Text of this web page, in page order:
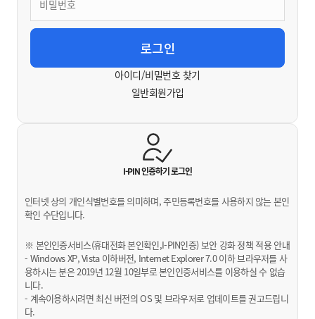
아이디/비밀번호 찾기
일반회원가입
I-PIN 인증하기로그인
인터넷 상의 개인식별번호를 의미하며, 주민등록번호를 사용하지 않는 본인
확인 수단입니다.
※ 본인인증서비스(휴대전화 본인확인,I-PIN인증) 보안 강화 정책 적용 안내
- Windows XP, Vista 이하버전, Internet Explorer 7.0 이하 브라우저를 사
용하시는 분은 2019년 12월 10일부로 본인인증서비스를 이용하실 수 없습
니다.
- 계속이용하시려면 최신 버전의 OS 및 브라우저로 업데이트를 권고드립니
다.